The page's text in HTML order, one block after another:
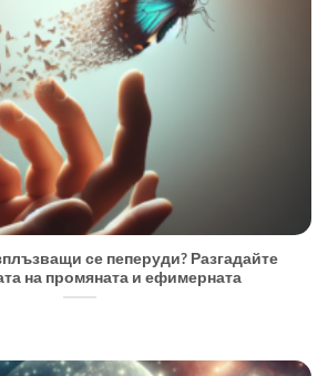
се пеперуди? Разгадайте
на промяната и ефимерната